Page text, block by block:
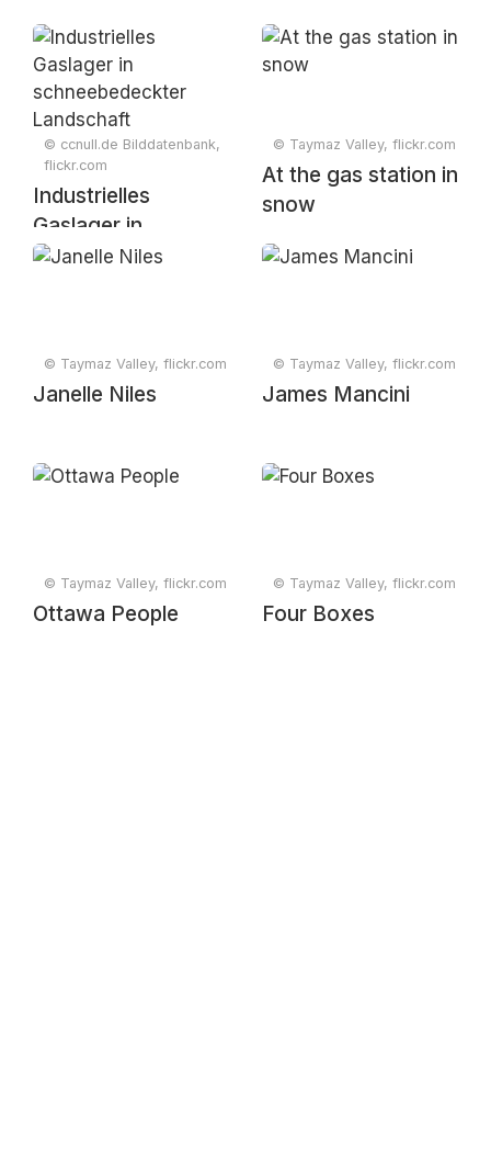
© ccnull.de Bilddatenbank,
flickr.com
Industrielles
Gaslager in
schneebedeckter
© Taymaz Valley, flickr.com
At the gas station in
snow
© Taymaz Valley, flickr.com
Janelle Niles
© Taymaz Valley, flickr.com
James Mancini
© Taymaz Valley, flickr.com
Ottawa People
© Taymaz Valley, flickr.com
Four Boxes